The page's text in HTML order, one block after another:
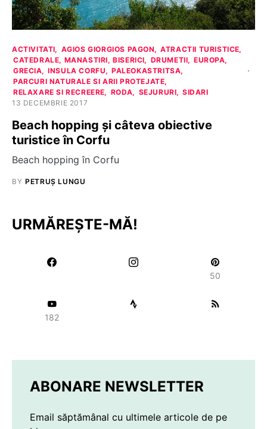
ACTIVITATI AGIOS GIORGIOS PAGON
ATRACTII TURISTICE
CATEDRALE, MANASTIRI, BISERICI
DRUMETII
EUROPA
GRECIA
INSULA CORFU
PALEOKASTRITSA
PARCURI NATURALE SI ARII PROTEJATE
RELAXARE SI RECREERE
RODA SEJURURI
SIDARI
13 DECEMBRIE 2017
Beach hopping și câteva obiective
turistice în Corfu
Beach hopping în Corfu
BY PETRUȘ LUNGU
URMĂREȘTE-MĂ!
50
182
ABONARE NEWSLETTER
Email săptămânal cu ultimele articole de pe